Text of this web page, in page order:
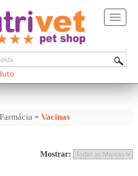
Farmácia » Vacinas
Mostrar: